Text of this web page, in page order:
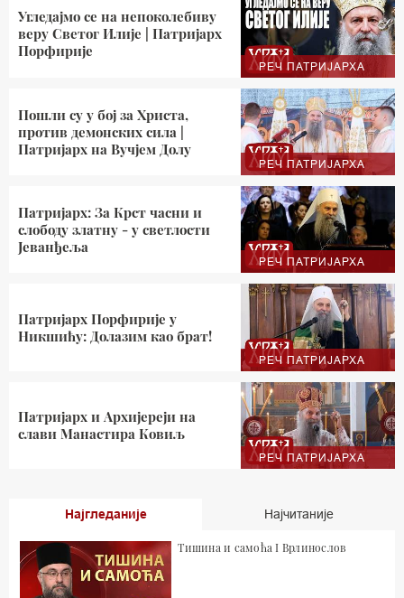
РЕЧ ПАТРИЈАРХА
Угледајмо се на непоколебиву
веру Светог Илије | Патријарх
Порфирије
РЕЧ ПАТРИЈАРХА
Пошли су у бој за Христа,
против демонских сила |
Патријарх на Вучјем Долу
РЕЧ ПАТРИЈАРХА
Патријарх: За Крст часни и
слободу златну - у светлости
Јеванђеља
РЕЧ ПАТРИЈАРХА
Патријарх Порфирије у
Никшићу: Долазим као брат!
РЕЧ ПАТРИЈАРХА
Патријарх и Архијереји на
слави Манастира Ковиљ
Најгледаније Најчитаније
Тишина и самоћа I Врлинослов